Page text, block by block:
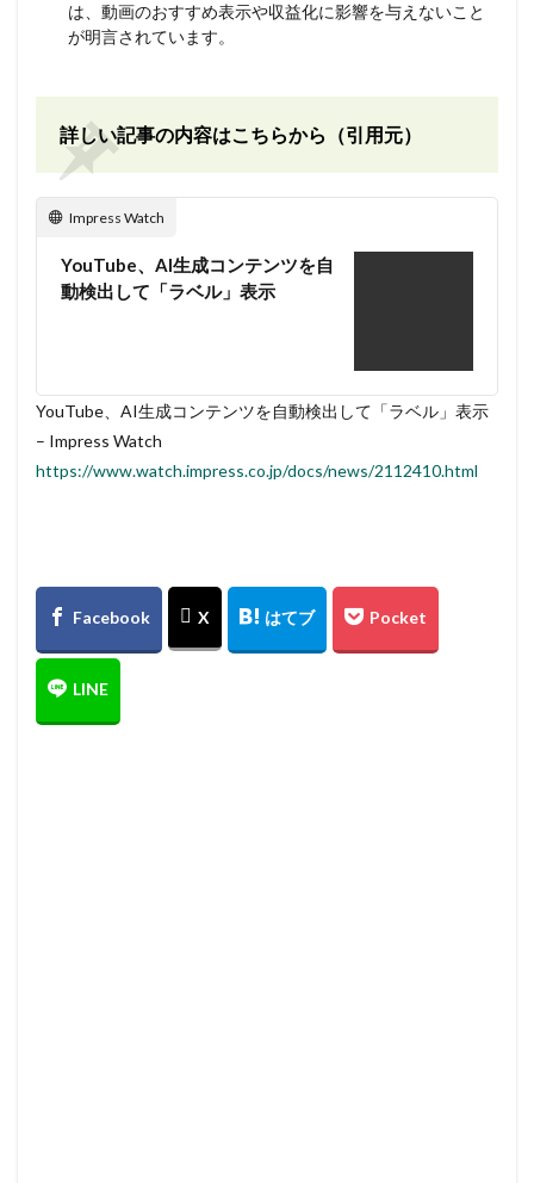
は、動画のおすすめ表示や収益化に影響を与えないこと
が明言されています。
詳しい記事の内容はこちらから（引用元）
Impress Watch
YouTube、AI生成コンテンツを自
動検出して「ラベル」表示
YouTube、AI生成コンテンツを自動検出して「ラベル」表示
– Impress Watch
https://www.watch.impress.co.jp/docs/news/2112410.html